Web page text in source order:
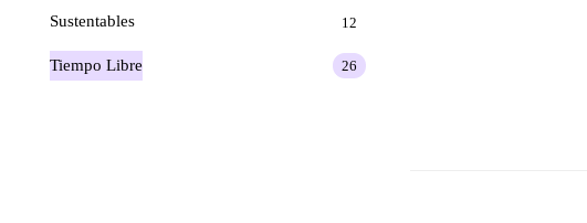
Sustentables 12
Tiempo Libre 26